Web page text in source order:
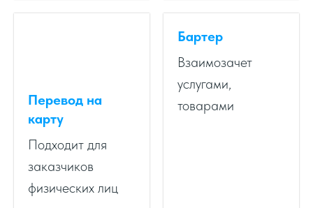
Перевод на
карту
Подходит для
заказчиков
физических лиц
Бартер
Взаимозачет
услугами,
товарами